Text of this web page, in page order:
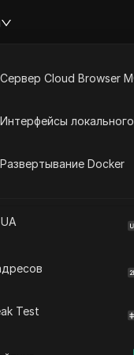
Test
Сервер Cloud Browser
Интерфейсы
Развертывание Docker
Введение в